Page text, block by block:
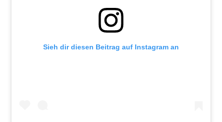
Sieh dir diesen Beitrag auf Instagram an